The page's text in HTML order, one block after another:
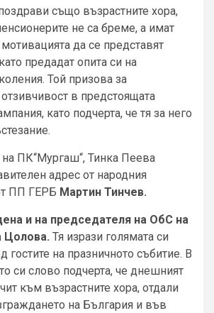
също възрастните хора,
не са бреме, а имат
да се представят
предадат опита си на
Той призова за
в предстоящата
като подчерта, че тя за него
на ПК“Мургаш“, Тинка Пеева
адрес от народния
ПП ГЕРБ Мартин Тинчев.
и на председателя на ОбС на
Цолова. Тя изрази голямата си
гостите на празничното събитие. В
си слово подчерта, че днешният
към възрастните хора, отдали
на България и във